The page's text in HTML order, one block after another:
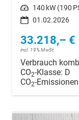
Leistung 140 kW (190
01.02.2026
33.218,– €
incl. 19% MwSt.
Verbrauch
CO2-Klasse: D
CO2-